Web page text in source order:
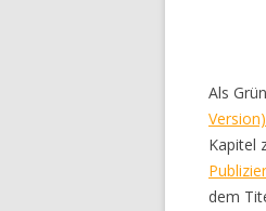
Als
Version)
Kapitel
dem